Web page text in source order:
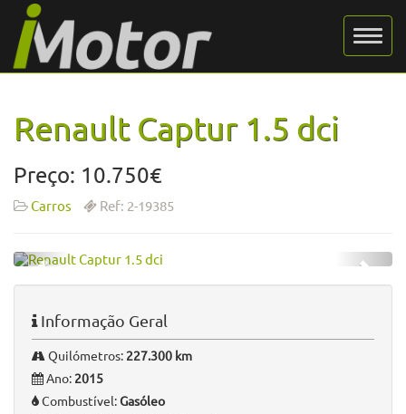
Renault Captur 1.5 dci
Preço: 10.750€
Carros Ref: 2-19385
Informação Geral
Quilómetros: 227.300 km
Ano: 2015
Combustível:Gasóleo